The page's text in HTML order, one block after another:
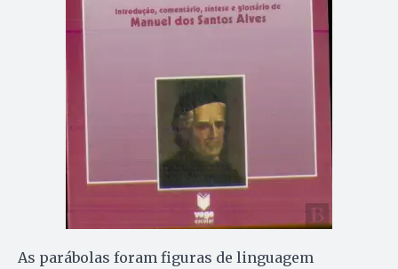
As parábolas foram figuras de linguagem